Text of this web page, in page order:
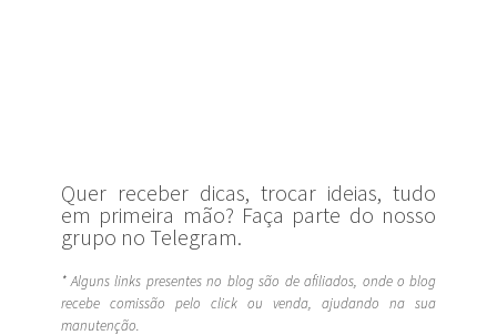
Quer receber dicas, trocar ideias, tudo
em primeira mão? Faça parte do nosso
grupo no Telegram.
* Alguns links presentes no blog são de afiliados, onde o blog
recebe comissão pelo click ou venda, ajudando na sua
manutenção.